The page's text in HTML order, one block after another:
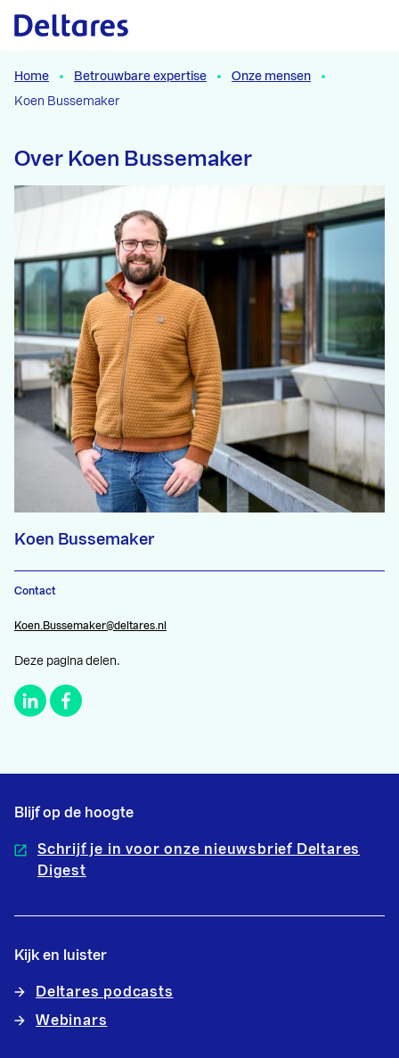
Naar hoofdcontent
Home Betrouwbare expertise
Onze mensen
Koen Bussemaker
Over Koen Bussemaker
Koen Bussemaker
Contact
Koen.Bussemaker@deltares.nl
Deze pagina delen.
Blijf op de hoogte
Schrijf je in voor onze nieuwsbrief Deltares
Digest
Kijk en luister
Deltares podcasts
Webinars